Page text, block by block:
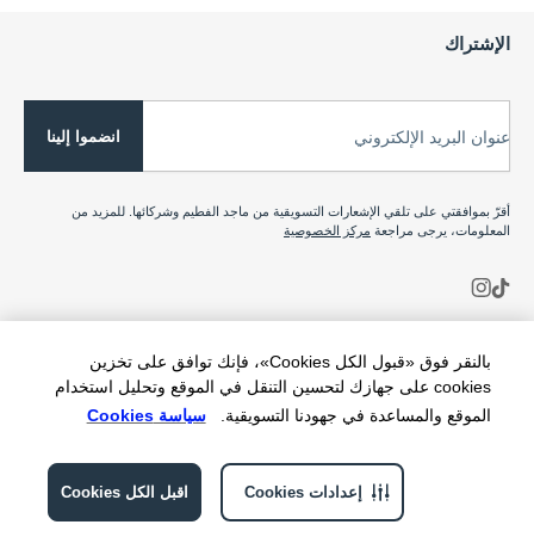
بالنقر فوق «قبول الكل Cookies»، فإنك توافق على تخزين
cookies على جهازك لتحسين التنقل في الموقع وتحليل استخدام
الموقع والمساعدة في جهودنا التسويقية.
سياسة Cookies
اقبل الكل Cookies إعدادات Cookies
الإشتراك
عنوان البريد الإلكتروني انضموا إلينا
أقرّ بموافقتي على تلقي الإشعارات التسويقية من ماجد الفطيم وشركائها. للمزيد من
المعلومات، يرجى مراجعة مركز الخصوصية